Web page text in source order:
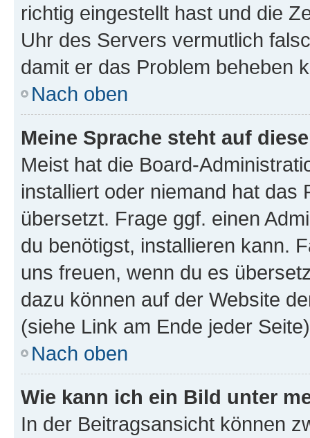
richtig eingestellt hast und die
Uhr des Servers vermutlich
damit er das Problem beheben
Nach oben
Meine Sprache steht auf
Meist hat die Board-
installiert oder niemand hat das
übersetzt. Frage ggf. einen
du benötigst, installieren kann.
uns freuen, wenn du es
dazu können auf der Website
(siehe Link am Ende jeder
Nach oben
Wie kann ich ein Bild unter
In der Beitragsansicht können